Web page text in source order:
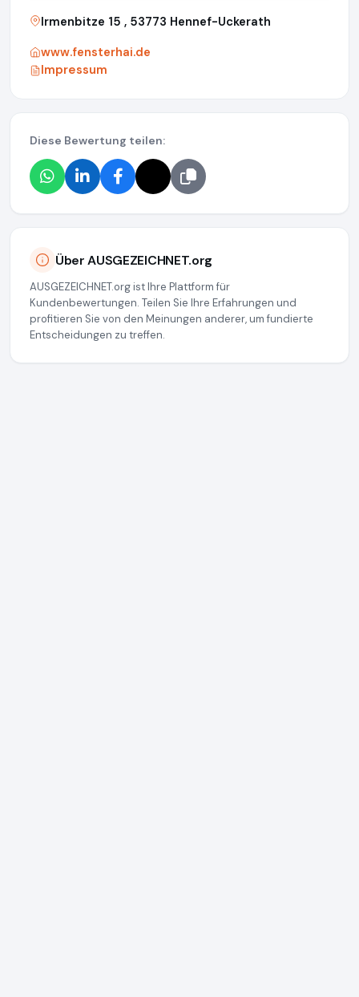
Irmenbitze 15 , 53773 Hennef-Uckerath
www.fensterhai.de
Impressum
Diese Bewertung teilen:
Über AUSGEZEICHNET.org
AUSGEZEICHNET.org ist Ihre Plattform für
Kundenbewertungen. Teilen Sie Ihre Erfahrungen und
profitieren Sie von den Meinungen anderer, um fundierte
Entscheidungen zu treffen.